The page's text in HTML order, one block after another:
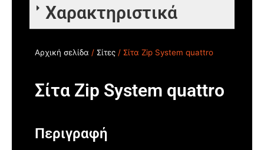
Χαρακτηριστικά
Αρχική σελίδα / Σίτες/ Σίτα Zip System quattro
Σίτα Zip System quattro
Περιγραφή